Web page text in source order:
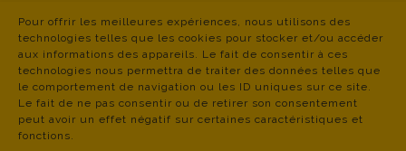
Pour offrir les meilleures expériences, nous utilisons des
technologies telles que les cookies pour stocker et/ou accéder
aux informations des appareils. Le fait de consentir à ces
technologies nous permettra de traiter des données telles que
le comportement de navigation ou les ID uniques sur ce site.
Le fait de ne pas consentir ou de retirer son consentement
peut avoir un effet négatif sur certaines caractéristiques et
fonctions.